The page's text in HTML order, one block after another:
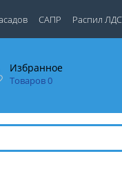
САПР Распил
Избранное
Товаров0